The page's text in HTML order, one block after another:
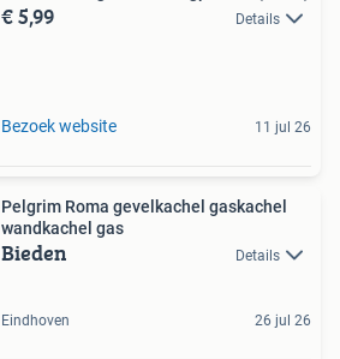
€ 5,99 Details
Bezoek website 11 jul 26
Pelgrim Roma gevelkachel gaskachel
wandkachel gas
Bieden Details
Eindhoven 26 jul 26